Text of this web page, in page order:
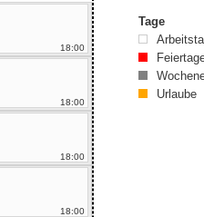
18:00
18:00
18:00
18:00
Tage
Urlaube